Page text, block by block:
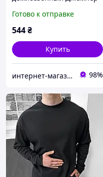
(Венгрия) Черный L
Готово к отправке
544₴
Купить
интернет-магазин "Просто так" 98%